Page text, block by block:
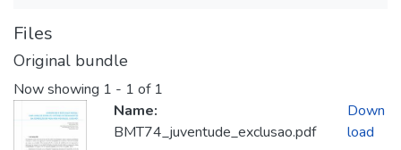
Files
Original bundle
Now showing 1 - 1 of 1
Name:
BMT74_juventude_exclusao.pdf
Down
load